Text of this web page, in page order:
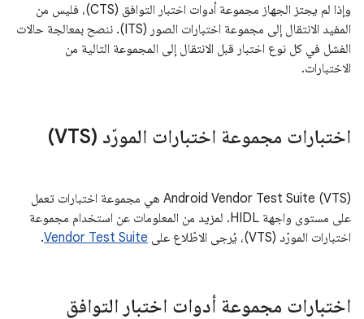
وإذا لم يجتز الجهاز مجموعة أدوات اختبار التوافق (CTS)، فليس من
المفيد الانتقال إلى مجموعة اختبارات الصور (ITS). ننصح بمعالجة حالات
الفشل في كل نوع اختبار قبل الانتقال إلى المجموعة التالية من
الاختبارات.
اختبارات مجموعة اختبارات المورّد (VTS)
‫Android Vendor Test Suite (VTS) هي مجموعة اختبارات تعمل
على مستوى واجهة HIDL. لمزيد من المعلومات عن استخدام مجموعة
اختبارات المورّد (VTS)، يُرجى الاطّلاع على
Vendor Test Suite
.
اختبارات مجموعة أدوات اختبار التوافق